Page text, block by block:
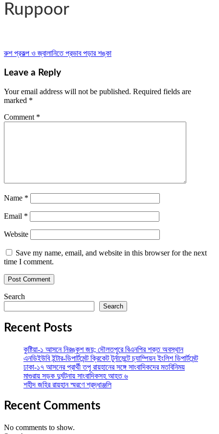
Ruppoor
Post
navigation
রুশ প্রকল্প ও জ্বালানিতে প্রভাব পড়ার শঙ্কা
Leave a Reply
Your email address will not be published. Required fields are
marked *
Comment *
Name *
Email *
Website
Save my name, email, and website in this browser for the next
time I comment.
Search
Search
Recent Posts
কুষ্টিয়া-১ আসনে নিরঙ্কুশ জয়; দৌলতপুরে বিএনপির শক্ত অবস্থান
এনডিইউবি ইন্টার-ডিপার্টমেন্ট ক্রিকেট টুর্নামেন্টে চ্যাম্পিয়ন ইংলিশ ডিপার্টমেন্ট
ঢাকা-১৭ আসনের প্রার্থী তপু রায়হানের সঙ্গে সাংবাদিকদের মতবিনিময়
মাগুরায় সড়ক দুর্ঘটনায় সাংবাদিকসহ আহত ৬
শহীদ জহির রায়হান স্মরণে শ্রদ্ধাঞ্জলি
Recent Comments
No comments to show.